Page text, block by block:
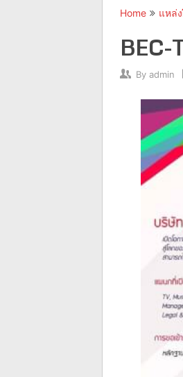
Home แหล่
BEC-
By admin